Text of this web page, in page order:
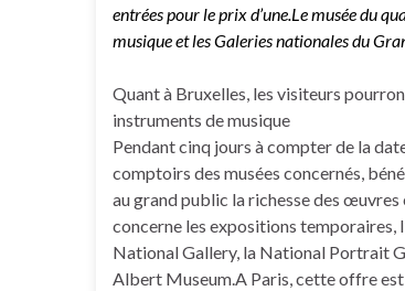
entrées pour le prix d’une.Le musée du
musique et les Galeries nationales du
Quant à Bruxelles, les visiteurs
instruments de musique
Pendant cinq jours à compter de la
comptoirs des musées concernés,
au grand public la richesse des
concerne les expositions temporaires,
National Gallery, la National Portrait
Albert Museum.A Paris, cette offre